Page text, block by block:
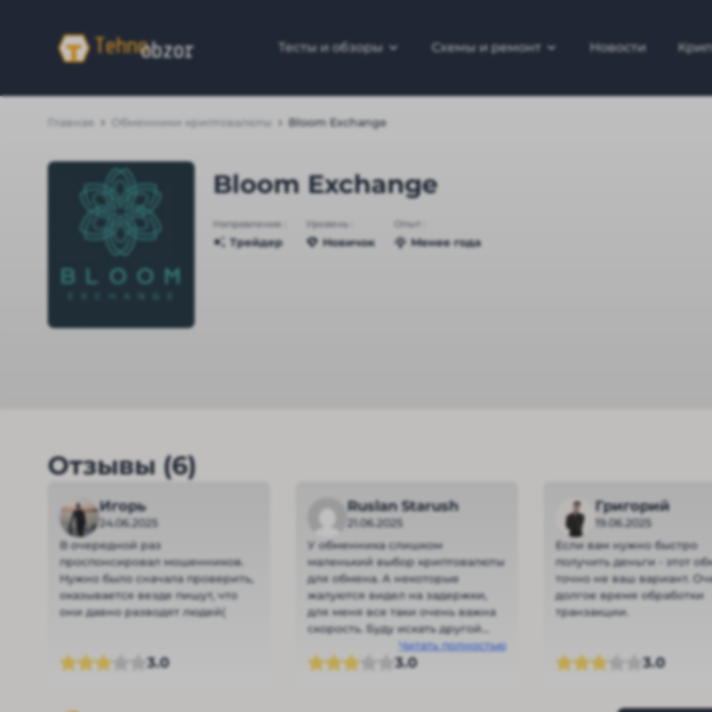
Тесты и обзоры Схемы и ремонт Новости
Главная Обменники криптовалюты Bloom Exchange
Bloom Exchange
Направление :
Трейдер
Уровень :
Новичок
Опыт :
Менее года
Отзывы (6)
Игорь
24.06.2025
В очередной раз
проспонсировал мошенников.
Нужно было сначала проверить,
оказывается везде пишут, что
они давно разводят людей(
3.0
Ruslan Starush
21.06.2025
У обменника слишком
маленький выбор криптовалюты
для обмена. А некоторые
жалуются видел на задержки,
для меня все таки очень важна
скорость. Буду искать другой
Читать полностью
3.0
Григорий
19.06.2025
Если вам нужно быстро
получить деньги - этот
точно не ваш вариант.
долгое время обработки
транзакции.
3.0